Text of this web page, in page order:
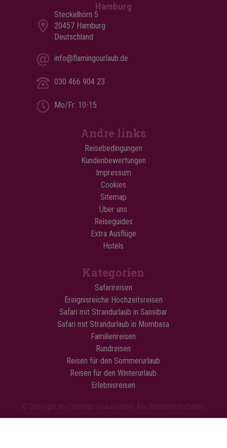
Hamburg
Steckelhörn 5
20457 Hamburg
Deutschland
info@flamingourlaub.de
030 466 904 23
Mo/Fr: 10-15
Andre links
Reisebedingungen
Kundenbewertungen
Impressum
Cookies
Sitemap
Über uns
Reiseguides
Extra Ausflüge
Hotels
Kategorien
Safarireisen
Ereignisreiche Hochzeitsreisen
Safari mit Strandurlaub in Sansibar
Safari mit Strandurlaub in Mombasa
Familienreisen
Rundreisen
Reisen für den Sommerurlaub
Reisen für den Winterurlaub
Erlebnisreisen